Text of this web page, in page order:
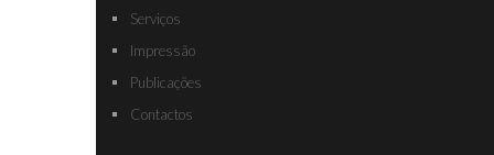
Serviços
Impressão
Publicações
Contactos